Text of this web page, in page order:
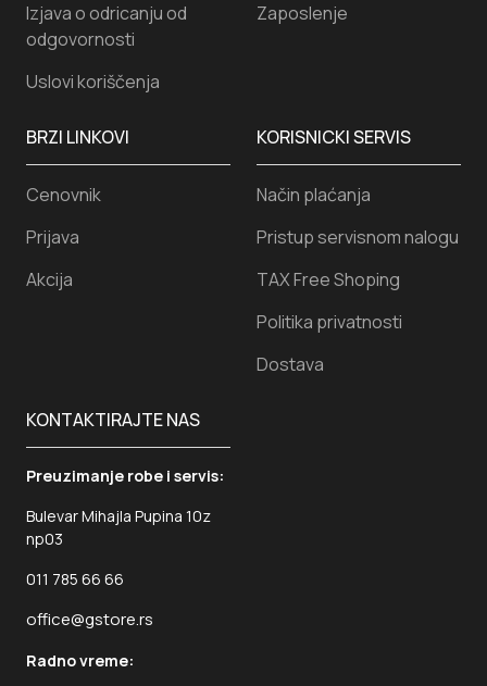
KORISNICKI SERVIS
Način plaćanja
Pristup servisnom nalogu
TAX Free Shoping
Politika privatnosti
Dostava
Izjava o odricanju od
odgovornosti
Uslovi koriščenja
KONTAKTIRAJTE NAS
Preuzimanje robe i servis:
Bulevar Mihajla Pupina 10z
np03
011 785 66 66
office@gstore.rs
Radno vreme:
Zaposlenje
BRZI LINKOVI
Cenovnik
Prijava
Akcija